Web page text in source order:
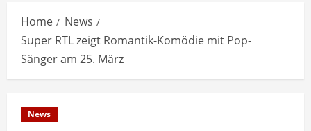
Home
News
Super RTL zeigt Romantik-Komödie mit Pop-
Sänger am 25. März
News